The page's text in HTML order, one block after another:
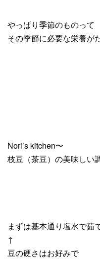
やっぱり季節のものって
その季節に必要な栄養が
Nori’s kitchen〜
枝豆（茶豆）の美味しい
まずは基本通り塩水で茹
↑
豆の硬さはお好みで